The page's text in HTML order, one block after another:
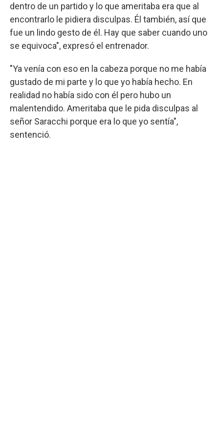
dentro de un partido y lo que ameritaba era que al
encontrarlo le pidiera disculpas. Él también, así que
fue un lindo gesto de él. Hay que saber cuando uno
se equivoca", expresó el entrenador.
"Ya venía con eso en la cabeza porque no me había
gustado de mi parte y lo que yo había hecho. En
realidad no había sido con él pero hubo un
malentendido. Ameritaba que le pida disculpas al
señor Saracchi porque era lo que yo sentía",
sentenció.